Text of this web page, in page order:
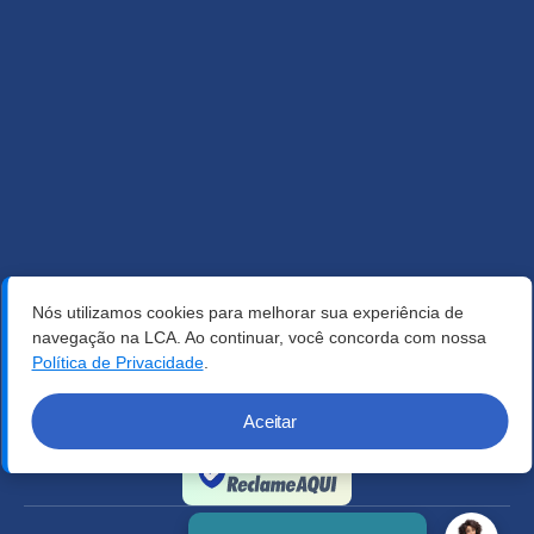
Nós utilizamos cookies para melhorar sua experiência de
navegação na LCA. Ao continuar, você concorda com nossa
Política de Privacidade.
Aceitar